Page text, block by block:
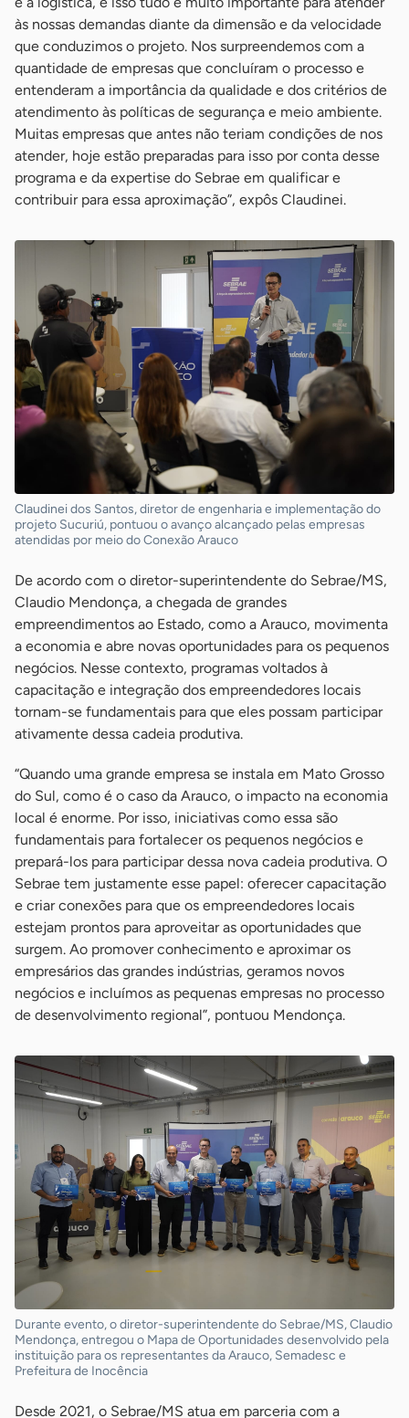
às nossas demandas diante da dimensão e da velocidade
que conduzimos o projeto. Nos surpreendemos com a
quantidade de empresas que concluíram o processo e
entenderam a importância da qualidade e dos critérios de
atendimento às políticas de segurança e meio ambiente.
Muitas empresas que antes não teriam condições de nos
atender, hoje estão preparadas para isso por conta desse
programa e da expertise do Sebrae em qualificar e
contribuir para essa aproximação”, expôs Claudinei.
Claudinei dos Santos, diretor de engenharia e implementação do
projeto Sucuriú, pontuou o avanço alcançado pelas empresas
atendidas por meio do Conexão Arauco
De acordo com o diretor-superintendente do Sebrae/MS,
Claudio Mendonça, a chegada de grandes
empreendimentos ao Estado, como a Arauco, movimenta
a economia e abre novas oportunidades para os pequenos
negócios. Nesse contexto, programas voltados à
capacitação e integração dos empreendedores locais
tornam-se fundamentais para que eles possam participar
ativamente dessa cadeia produtiva.
“Quando uma grande empresa se instala em Mato Grosso
do Sul, como é o caso da Arauco, o impacto na economia
local é enorme. Por isso, iniciativas como essa são
fundamentais para fortalecer os pequenos negócios e
prepará-los para participar dessa nova cadeia produtiva. O
Sebrae tem justamente esse papel: oferecer capacitação
e criar conexões para que os empreendedores locais
estejam prontos para aproveitar as oportunidades que
surgem. Ao promover conhecimento e aproximar os
empresários das grandes indústrias, geramos novos
negócios e incluímos as pequenas empresas no processo
de desenvolvimento regional”, pontuou Mendonça.
Durante evento, o diretor-superintendente do Sebrae/MS, Claudio
Mendonça, entregou o Mapa de Oportunidades desenvolvido pela
instituição para os representantes da Arauco, Semadesc e
Prefeitura de Inocência
Desde 2021, o Sebrae/MS atua em parceria com a